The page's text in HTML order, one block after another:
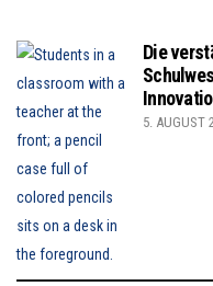
Die
5. AUGUST